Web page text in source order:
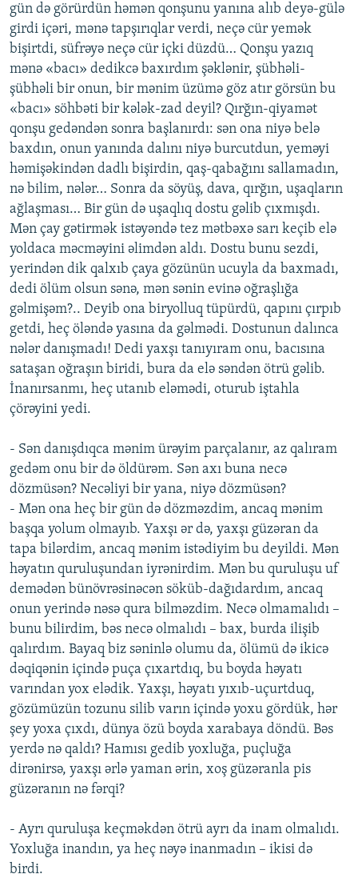
gün də görürdün həmən qonşunu yanına alıb deyə-gülə
girdi içəri, mənə tapşırıqlar verdi, neçə cür yemək
bişirtdi, süfrəyə neçə cür içki düzdü… Qonşu yazıq
mənə «bacı» dedikcə baxırdım şəklənir, şübhəli-
şübhəli bir onun, bir mənim üzümə göz atır görsün bu
«bacı» söhbəti bir kələk-zad deyil? Qırğın-qiyamət
qonşu gedəndən sonra başlanırdı: sən ona niyə belə
baxdın, onun yanında dalını niyə burcutdun, yeməyi
həmişəkindən dadlı bişirdin, qaş-qabağını sallamadın,
nə bilim, nələr… Sonra da söyüş, dava, qırğın, uşaqların
ağlaşması… Bir gün də uşaqlıq dostu gəlib çıxmışdı.
Mən çay gətirmək istəyəndə tez mətbəxə sarı keçib elə
yoldaca məcməyini əlimdən aldı. Dostu bunu sezdi,
yerindən dik qalxıb çaya gözünün ucuyla da baxmadı,
dedi ölüm olsun sənə, mən sənin evinə oğraşlığa
gəlmişəm?.. Deyib ona biryolluq tüpürdü, qapını çırpıb
getdi, heç öləndə yasına da gəlmədi. Dostunun dalınca
nələr danışmadı! Dedi yaxşı tanıyıram onu, bacısına
sataşan oğraşın biridi, bura da elə səndən ötrü gəlib.
İnanırsanmı, heç utanıb eləmədi, oturub iştahla
çörəyini yedi.
- Sən danışdıqca mənim ürəyim parçalanır, az qalıram
gedəm onu bir də öldürəm. Sən axı buna necə
dözmüsən? Necəliyi bir yana, niyə dözmüsən?
- Mən ona heç bir gün də dözməzdim, ancaq mənim
başqa yolum olmayıb. Yaxşı ər də, yaxşı güzəran da
tapa bilərdim, ancaq mənim istədiyim bu deyildi. Mən
həyatın quruluşundan iyrənirdim. Mən bu quruluşu uf
demədən bünövrəsinəcən söküb-dağıdardım, ancaq
onun yerində nəsə qura bilməzdim. Necə olmamalıdı –
bunu bilirdim, bəs necə olmalıdı – bax, burda ilişib
qalırdım. Bayaq biz səninlə olumu da, ölümü də ikicə
dəqiqənin içində puça çıxartdıq, bu boyda həyatı
varından yox elədik. Yaxşı, həyatı yıxıb-uçurtduq,
gözümüzün tozunu silib varın içində yoxu gördük, hər
şey yoxa çıxdı, dünya özü boyda xarabaya döndü. Bəs
yerdə nə qaldı? Hamısı gedib yoxluğa, puçluğa
dirənirsə, yaxşı ərlə yaman ərin, xoş güzəranla pis
güzəranın nə fərqi?
- Ayrı quruluşa keçməkdən ötrü ayrı da inam olmalıdı.
Yoxluğa inandın, ya heç nəyə inanmadın – ikisi də
birdi.